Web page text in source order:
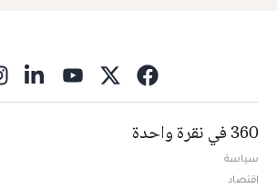
360 في نقرة واحدة
سياسة
اقتصاد